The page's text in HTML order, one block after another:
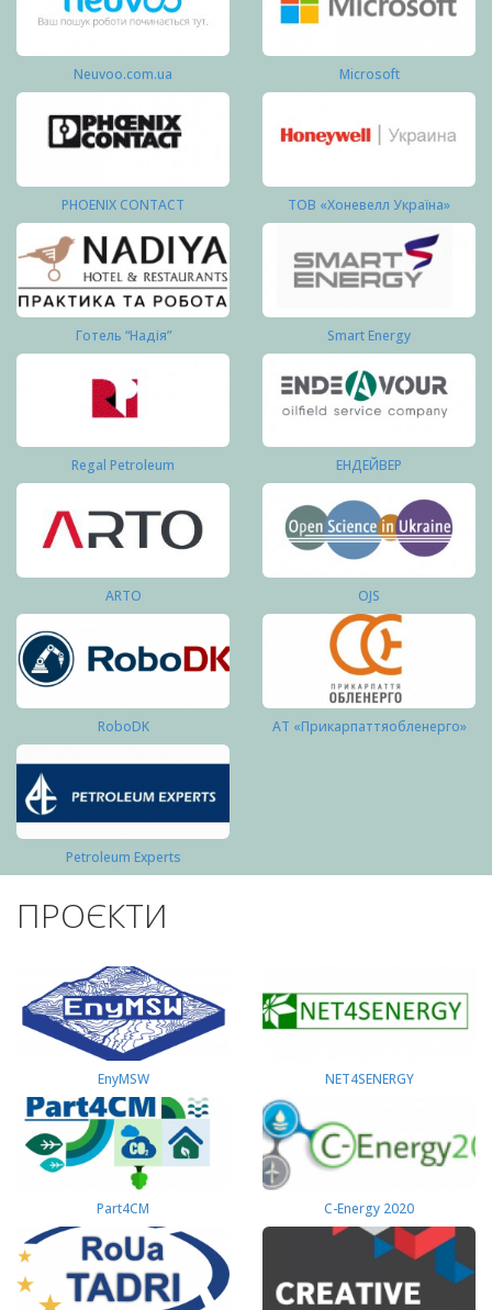
Neuvoo.com.ua Microsoft
PHOENIX CONTACT ТОВ «Хоневелл Україна»
Готель “Надія” Smart Energy
Regal Petroleum ЕНДЕЙВЕР
ARTO OJS
RoboDK АТ «Прикарпаттяобленерго»
Petroleum Experts
ПРОЄКТИ
EnyMSW NET4SENERGY
Part4СМ C-Energy 2020